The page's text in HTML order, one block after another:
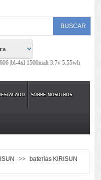
|bl-4xl 1500mah 3.7v 5.55wh
SOBRE NOSOTROS
>>
baterías KIRISUN